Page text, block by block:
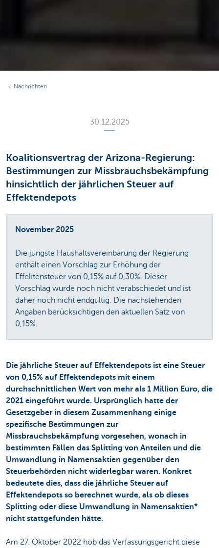
Nachrichten
30.12.2025
Koalitionsvertrag der Arizona-Regierung:
Bestimmungen zur Missbrauchsbekämpfung
hinsichtlich der jährlichen Steuer auf
Effektendepots
November 2025
Die jüngste Haushaltsvereinbarung der Regierung
enthält einen Vorschlag zur Erhöhung der
Effektensteuer von 0,15% auf 0,30%. Dieser
Vorschlag wurde noch nicht verabschiedet und ist
daher noch nicht endgültig. Die nachstehenden
Angaben berücksichtigen den aktuellen Satz von
0,15%.
Die jährliche Steuer auf Effektendepots ist eine Steuer
von 0,15% auf Effektendepots mit einem
durchschnittlichen Wert von mehr als 1 Million Euro, die
2021 eingeführt wurde. Ursprünglich hatte der
Gesetzgeber in diesem Zusammenhang einige
spezifische Bestimmungen zur
Missbrauchsbekämpfung vorgesehen, wonach in
bestimmten Fällen das Splitting von Anteilen und die
Umwandlung in Namensaktien gegenüber den
Steuerbehörden nicht widerlegbar waren. Konkret
bedeutete dies, dass die jährliche Steuer auf
Effektendepots so berechnet wurde, als ob dieses
Splitting oder diese Umwandlung in Namensaktien*
nicht stattgefunden hätte.
Am 27. Oktober 2022 hob das Verfassungsgericht diese